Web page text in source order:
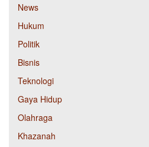
News
Hukum
Politik
Bisnis
Teknologi
Gaya Hidup
Olahraga
Khazanah